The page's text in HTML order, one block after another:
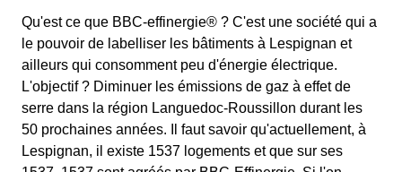
Qu'est ce que BBC-effinergie® ? C'est une société qui a
le pouvoir de labelliser les bâtiments à Lespignan et
ailleurs qui consomment peu d'énergie électrique.
L'objectif ? Diminuer les émissions de gaz à effet de
serre dans la région Languedoc-Roussillon durant les
50 prochaines années. Il faut savoir qu'actuellement, à
Lespignan, il existe 1537 logements et que sur ses